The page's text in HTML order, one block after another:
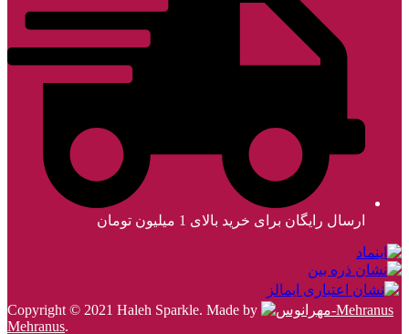
ارسال رایگان برای خرید بالای 1 میلیون تومان
Copyright © 2021 Haleh Sparkle. Made by
Mehranus.